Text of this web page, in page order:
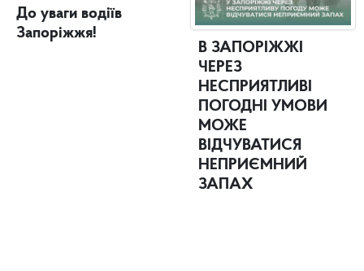
До уваги водіїв
Запоріжжя!
В ЗАПОРІЖЖІ
ЧЕРЕЗ
НЕСПРИЯТЛИВІ
ПОГОДНІ УМОВИ
МОЖЕ
ВІДЧУВАТИСЯ
НЕПРИЄМНИЙ
ЗАПАХ